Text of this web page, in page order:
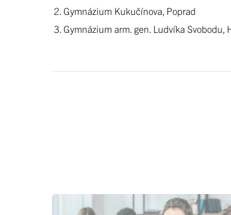
2. Gymnázium Kukučínova, Poprad
3. Gymnázium arm. gen. Ludvíka Svobodu,